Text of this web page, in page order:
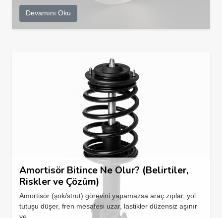
Devamını Oku
Amortisör Bitince Ne Olur? (Belirtiler,
Riskler ve Çözüm)
Amortisör (şok/strut) görevini yapamazsa araç zıplar, yol
tutuşu düşer, fren mesafesi uzar, lastikler düzensiz aşınır